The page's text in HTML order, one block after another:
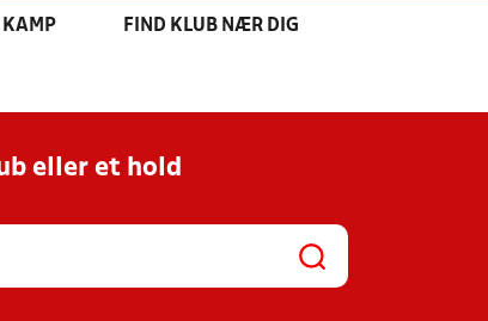
KAMP FIND KLUB NÆR DIG
eller et hold